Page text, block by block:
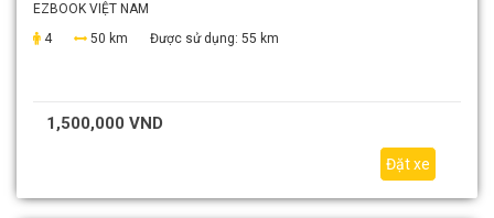
EZBOOK VIỆT NAM
4
50 km Được sử dụng: 55 km
1,500,000 VND
Đặt xe